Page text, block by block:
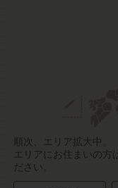
順次、エリア拡大中。
エリアにお住まいの方
ださい。